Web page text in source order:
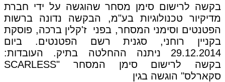
בקשה לרישום סימן מסחר שהוגשה על ידי חברת
מדיקיור טכנולוגיות בע"מ, הבקשה נדונה ברשות
הפטנטים וסימני המסחר, בפני ז'קלין ברכה, פוסקת
בקניין רוחני, סגנית רשם הפטנטים. ביום
29.12.2014 ניתנה ההחלטה בתיק. העובדות:
בקשה לרישום סימן המסחר "SCARLESS
סקארלס" הוגשה בגין